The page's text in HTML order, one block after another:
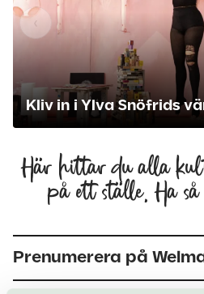
Kliv in i Ylva Snöfrids
‹
Här hittar du alla
på ett ställe. Ha
Prenumerera på